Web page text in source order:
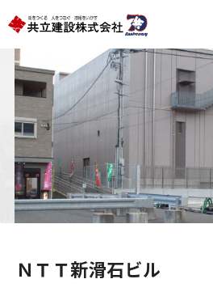
ＮＴＴ新滑石ビル